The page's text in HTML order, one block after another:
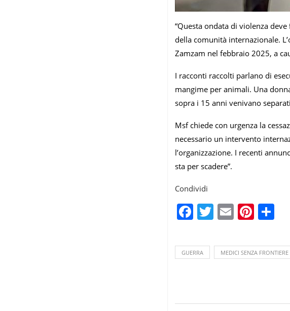
“Questa ondata di violenza
della comunità internazionale.
Zamzam nel febbraio 2025, a
I racconti raccolti parlano di
mangime per animali. Una
sopra i 15 anni venivano
Msf chiede con urgenza la
necessario un intervento
l’organizzazione. I recenti
sta per scadere”.
Condividi
Facebook
Twitter
Email
GUERRA MEDICI SENZA FRONTIERE